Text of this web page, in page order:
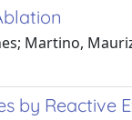
Martino,
by Reactive